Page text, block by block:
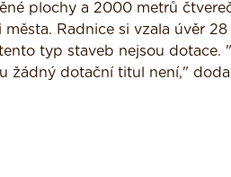
plochy a 2000 metrů
Radnice si vzala úvěr 28
typ staveb nejsou dotace.
žádný dotační titul není,"